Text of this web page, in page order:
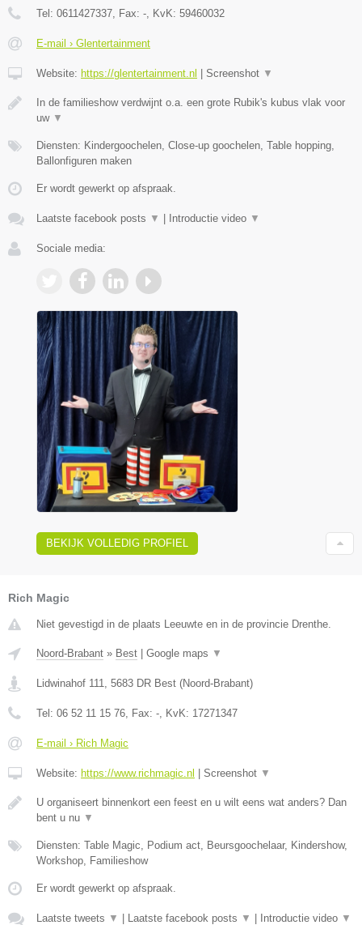
Tel: 0611427337 , Fax: - , KvK: 59460032
E-mail › Glentertainment
Website: https://glentertainment.nl | Screenshot ▼
In de familieshow verdwijnt o.a. een grote Rubik's kubus vlak voor
uw ▼
Diensten: Kindergoochelen, Close-up goochelen, Table hopping,
Ballonfiguren maken
Er wordt gewerkt op afspraak.
Laatste facebook posts ▼ | Introductie video ▼
Sociale media:
BEKIJK VOLLEDIG PROFIEL
Rich Magic
Niet gevestigd in de plaats Leeuwte en in de provincie Drenthe.
Noord-Brabant » Best | Google maps ▼
Lidwinahof 111 5683 DR Best (Noord-Brabant)
Tel: 06 52 11 15 76 , Fax: - , KvK: 17271347
E-mail › Rich Magic
Website: https://www.richmagic.nl | Screenshot ▼
U organiseert binnenkort een feest en u wilt eens wat anders? Dan
bent u nu ▼
Diensten: Table Magic, Podium act, Beursgoochelaar, Kindershow,
Workshop, Familieshow
Er wordt gewerkt op afspraak.
Laatste tweets ▼ | Laatste facebook posts ▼ | Introductie video ▼